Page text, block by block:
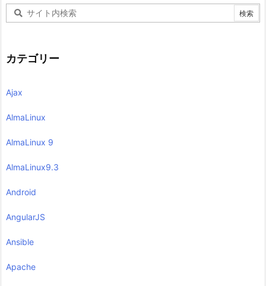
カテゴリー
Ajax
AlmaLinux
AlmaLinux 9
AlmaLinux9.3
Android
AngularJS
Ansible
Apache